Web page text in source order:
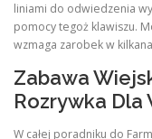
liniami do odwiedzenia
pomocy tegoż klawiszu.
wzmaga zarobek w
Zabawa
Rozrywka Dla
W całej poradniku do